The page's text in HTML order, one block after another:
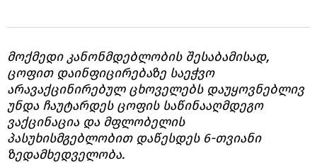
მოქმედი კანონმდებლობის შესაბამისად,
ცოფით დაინფიცირებაზე საეჭვო
არავაქცინირებულ ცხოველებს დაუყოვნებლივ
უნდა ჩაუტარდეს ცოფის საწინააღმდეგო
ვაქცინაცია და მფლობელის
პასუხისმგებლობით დაწესდეს 6-თვიანი
ზედამხედველობა.